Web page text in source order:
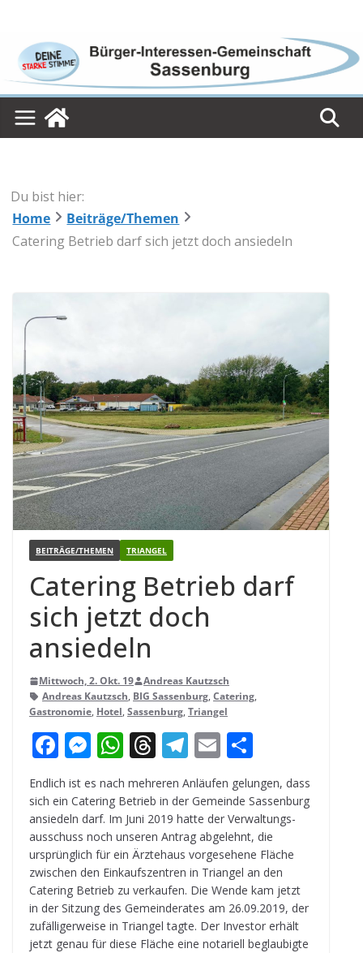
content
Du bist hier:
Home
Beiträge/Themen
Catering Betrieb darf sich jetzt doch ansiedeln
BEITRÄGE/THEMEN TRIANGEL
Cate­ring Betrieb darf
sich jetzt doch
ansiedeln
Mittwoch, 2. Okt. 19
Andreas Kautzsch
Andreas Kautzsch, BIG Sassenburg, Catering,
Gastronomie, Hotel, Sassenburg, Triangel
F
a
c
e
b
o
o
k
M
ss
e
n
g
e
r
W
a
ts
A
p
p
T
r
e
a
d
s
T
el
e
g
r
a
m
E
m
ai
l
le
n
End­lich ist es nach meh­re­ren Anläu­fen gelun­gen, dass
sich ein Cate­ring Betrieb in der Gemeinde Sas­sen­burg
ansie­deln darf. Im Juni 2019 hatte der Ver­wal­tungs­
aus­schuss noch unse­ren Antrag abge­lehnt, die
ursprüng­lich für ein Ärz­te­haus vor­ge­se­hene Flä­che
zwi­schen den Ein­kaufs­zen­tren in Tri­an­gel an den
Cate­ring Betrieb zu ver­kau­fen. Die Wende kam jetzt
in der Sit­zung des Gemein­de­ra­tes am 26.09.2019, der
zufäl­li­ger­weise in Tri­an­gel tagte. Der Inves­tor erhält
jetzt genau für diese Flä­che eine nota­ri­ell beglau­bigte